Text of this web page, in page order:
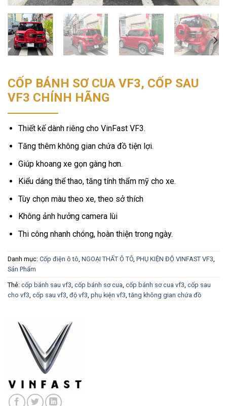
CỐP BÁNH SƠ CUA VF3, CỐP SAU
VF3 CHÍNH HÃNG
Thiết kế dành riêng cho VinFast VF3.
Tăng thêm không gian chứa đồ tiện lợi.
Giúp khoang xe gọn gàng hơn.
Kiểu dáng thể thao, tăng tính thẩm mỹ cho xe.
Tùy chọn màu theo xe, theo sở thích
Không ảnh hưởng camera lùi
Thi công nhanh chóng, hoàn thiện trong ngày.
Danh mục: Cốp điện ô tô NGOẠI THẤT Ô TÔ PHỤ KIỆN ĐỘ VINFAST VF3
Sản Phẩm
Thẻ: cốp bánh sau vf3 cốp bánh sơ cua cốp bánh sơ cua vf3 cốp sau
cho vf3 cốp sau vf3 độ vf3 phụ kiện vf3 ,tăng không gian chứa đồ